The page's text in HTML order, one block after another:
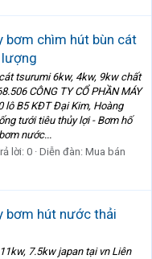
chìm hút bùn cát
tsurumi 6kw, 4kw, 9kw chất
CÔNG TY CỔ PHẦN MÁY
lô B5 KĐT Đại Kim, Hoàng
tưới tiêu thủy lợi - Bơm hố
nước...
lời: 0 Diễn đàn: Mua bán
bơm hút nước thải
7.5kw japan tại vn Liên